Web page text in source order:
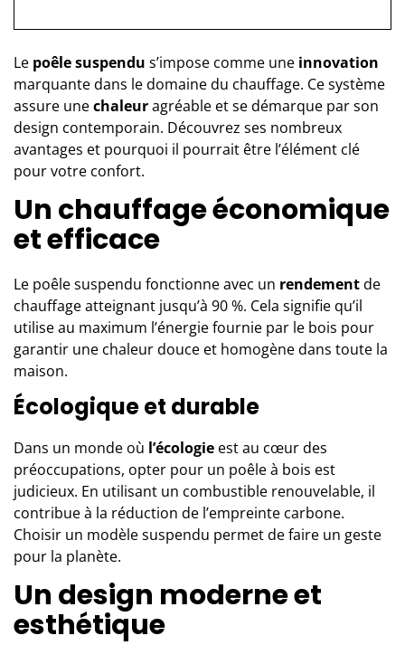
Le poêle suspendu s’impose comme une innovation
marquante dans le domaine du chauffage. Ce système
assure unechaleuragréable et se démarque par son
design contemporain. Découvrez ses nombreux
avantages et pourquoi il pourrait être l’élément clé
pour votre confort.
Un chauffage économique
et efficace
Le poêle suspendu fonctionne avec un rendementde
chauffage atteignant jusqu’à 90 %. Cela signifie qu’il
utilise au maximum l’énergie fournie par le bois pour
garantir une chaleur douce et homogène dans toute la
maison.
Écologique et durable
Dans un monde où l’écologie est au cœur des
préoccupations, opter pour un poêle à bois est
judicieux. En utilisant un combustible renouvelable, il
contribue à la réduction de l’empreinte carbone.
Choisir un modèle suspendu permet de faire un geste
pour la planète.
Un design moderne et
esthétique